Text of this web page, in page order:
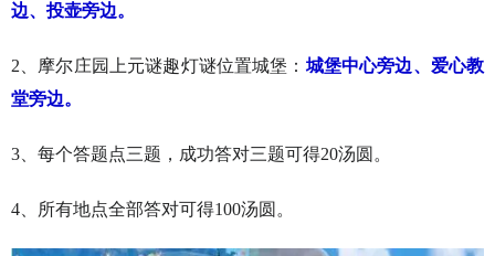
边、投壶旁边。
2、摩尔庄园上元谜趣灯谜位置城堡： 城堡中心旁边、爱心教
堂旁边。
3、每个答题点三题，成功答对三题可得20汤圆。
4、所有地点全部答对可得100汤圆。